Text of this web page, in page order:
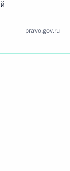
pravo.gov.ru